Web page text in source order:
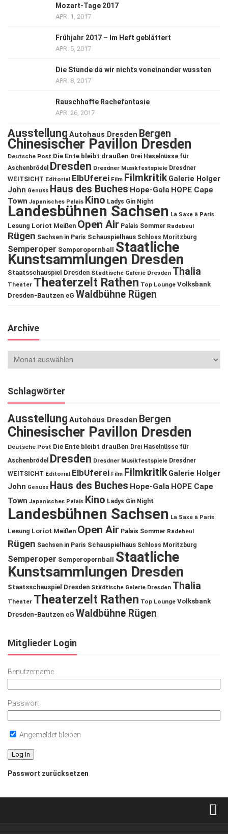
Mozart-Tage 2017
APR. 1, 2017
Frühjahr 2017 – Im Heft geblättert
APR. 5, 2017
Die Stunde da wir nichts voneinander wussten
APR. 8, 2017
Rauschhafte Rachefantasie
APR. 26, 2017
Ausstellung Autohaus Dresden Bergen
Chinesischer Pavillon Dresden
Deutsche Post Die Ente bleibt draußen Drei Haselnüsse für
Aschenbrödel
Dresden Dresdner Musikfestspiele Dresdner
WEITSICHT Editorial ElbUferei Film Filmkritik Galerie Holger
John Genuss Haus des Buches Hope-Gala HOPE Cape
Town Japanisches Palais Kino Ladys Gin Night
Landesbühnen Sachsen La Saxe à Paris
Lesung Loriot Meißen Open Air Palais Sommer Radebeul
Rügen Sachsen in Paris Schauspielhaus Schloss Moritzburg
Semperoper Semperopernball Staatliche
Kunstsammlungen Dresden
Staatsschauspiel Dresden Städtische Galerie Dresden Thalia
Theater Theaterzelt Rathen Top Lounge Volksbank
Dresden-Bautzen eG Waldbühne Rügen
Archive
Schlagwörter
Ausstellung Autohaus Dresden Bergen
Chinesischer Pavillon Dresden
Deutsche Post Die Ente bleibt draußen Drei Haselnüsse für
Aschenbrödel
Dresden Dresdner Musikfestspiele Dresdner
WEITSICHT Editorial ElbUferei Film Filmkritik Galerie Holger
John Genuss Haus des Buches Hope-Gala HOPE Cape
Town Japanisches Palais Kino Ladys Gin Night
Landesbühnen Sachsen La Saxe à Paris
Lesung Loriot Meißen Open Air Palais Sommer Radebeul
Rügen Sachsen in Paris Schauspielhaus Schloss Moritzburg
Semperoper Semperopernball
Staatliche
Kunstsammlungen Dresden
Staatsschauspiel Dresden Städtische Galerie Dresden Thalia
Theater Theaterzelt Rathen Top Lounge Volksbank
Dresden-Bautzen eG Waldbühne Rügen
Mitglieder Login
Benutzername
Passwort
Angemeldet bleiben
Passwort zurücksetzen